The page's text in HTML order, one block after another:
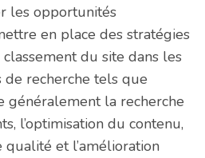
les opportunités
en place des stratégies
du site dans les
recherche tels que
généralement la recherche
l’optimisation du contenu,
et l’amélioration